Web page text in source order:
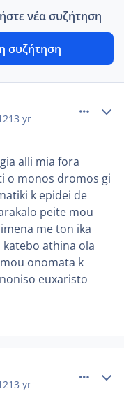
νέα συζήτηση
συζήτηση
13 yr
alli mia fora
o monos dromos gi
k epidei de
peite mou
me ton ika
katebo athina ola
onomata k
euxaristo
13 yr